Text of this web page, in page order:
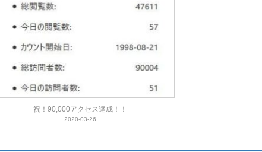
祝！90,000アクセス達成！！
2020-03-26